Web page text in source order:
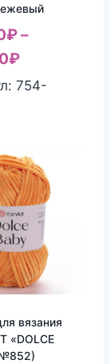
₽–
₽
754-
вязания
«DOLCE